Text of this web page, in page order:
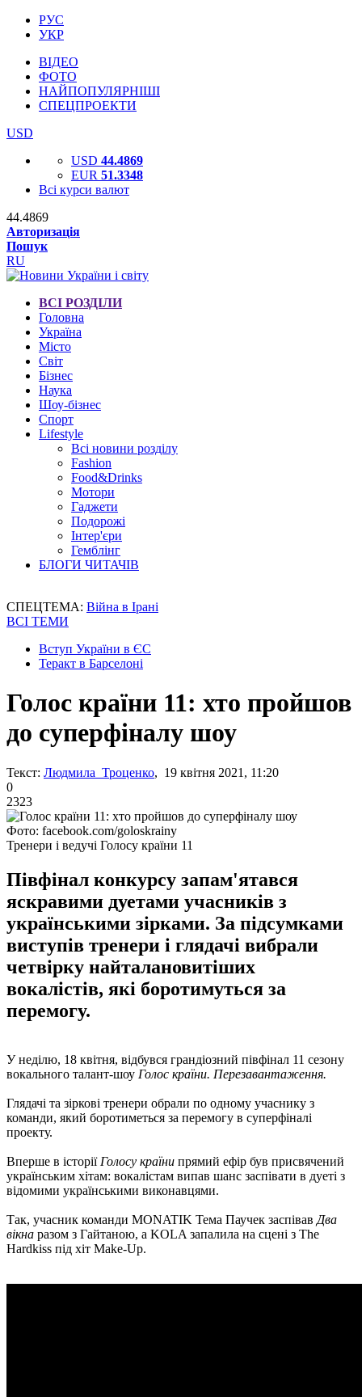
РУС
УКР
ВІДЕО
ФОТО
НАЙПОПУЛЯРНІШІ
СПЕЦПРОЕКТИ
USD
USD 44.4869
EUR 51.3348
Всі курси валют
44.4869
Авторизація
Пошук
RU
ВСІ РОЗДІЛИ
Головна
Україна
Місто
Світ
Бізнес
Наука
Шоу-бізнес
Спорт
Lifestyle
Всі новини розділу
Fashion
Food&Drinks
Мотори
Гаджети
Подорожі
Інтер'єри
Гемблінг
БЛОГИ ЧИТАЧІВ
СПЕЦТЕМА: Війна в Ірані
ВСІ ТЕМИ
Вступ України в ЄС
Теракт в Барселоні
Голос країни 11: хто пройшов
до суперфіналу шоу
Текст: Людмила Троценко, 19 квітня 2021, 11:20
0
2323
Фото: facebook.com/goloskrainy
Тренери і ведучі Голосу країни 11
Півфінал конкурсу запам'ятався
яскравими дуетами учасників з
українськими зірками. За підсумками
виступів тренери і глядачі вибрали
четвірку найталановитіших
вокалістів, які боротимуться за
перемогу.
У неділю, 18 квітня, відбувся грандіозний півфінал 11 сезону
вокального талант-шоу Голос країни. Перезавантаження.
Глядачі та зіркові тренери обрали по одному учаснику з
команди, який боротиметься за перемогу в суперфіналі
проекту.
Вперше в історії Голосу країни прямий ефір був присвячений
українським хітам: вокалістам випав шанс заспівати в дуеті з
відомими українськими виконавцями.
Так, учасник команди MONATIK Тема Паучек заспівав Два
вікна разом з Гайтаною, а KOLA запалила на сцені з The
Hardkiss під хіт Make-Up.